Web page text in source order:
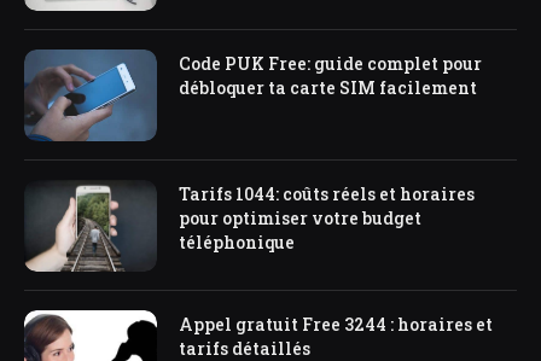
Code PUK Free: guide complet pour
débloquer ta carte SIM facilement
Tarifs 1044: coûts réels et horaires
pour optimiser votre budget
téléphonique
Appel gratuit Free 3244 : horaires et
tarifs détaillés